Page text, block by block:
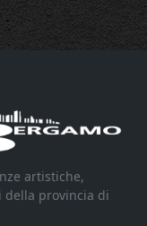
artistiche,
provincia di